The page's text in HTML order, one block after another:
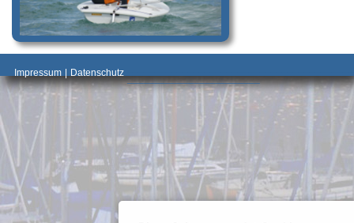
Impressum Datenschutz ________________________